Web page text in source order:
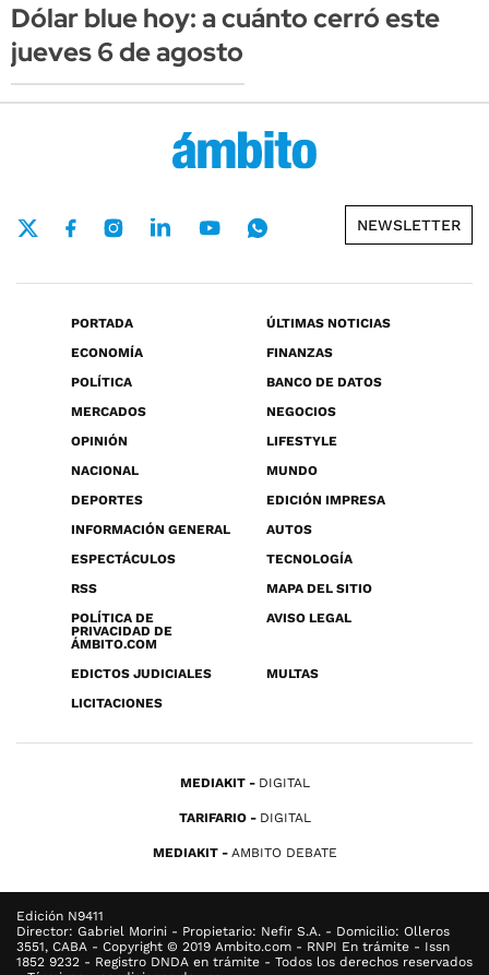
Dólar blue hoy: a cuánto cerró este
jueves 6 de agosto
NEWSLETTER
PORTADA
ÚLTIMAS NOTICIAS
ECONOMÍA
FINANZAS
POLÍTICA
BANCO DE DATOS
MERCADOS
NEGOCIOS
OPINIÓN
LIFESTYLE
NACIONAL
MUNDO
DEPORTES
EDICIÓN IMPRESA
INFORMACIÓN GENERAL
AUTOS
ESPECTÁCULOS
TECNOLOGÍA
RSS
MAPA DEL SITIO
POLÍTICA DE
PRIVACIDAD DE
ÁMBITO.COM
AVISO LEGAL
EDICTOS JUDICIALES
MULTAS
LICITACIONES
MEDIAKIT DIGITAL
TARIFARIO DIGITAL
MEDIAKIT AMBITO DEBATE
Edición N9411
Director: Gabriel Morini - Propietario: Nefir S.A. - Domicilio: Olleros
3551, CABA - Copyright © 2019 Ambito.com - RNPI En trámite - Issn
1852 9232 - Registro DNDA en trámite - Todos los derechos reservados